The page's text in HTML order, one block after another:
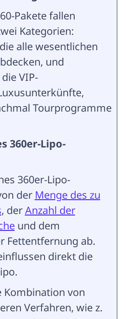
Pakete fallen
Kategorien:
alle wesentlichen
und
die VIP-
Tourprogramme
360er-Lipo-
360er-Lipo-
der Menge des zu
, derAnzahl der
und dem
Fettentfernung ab.
direkt die
Kombination von
Verfahren, wie z.